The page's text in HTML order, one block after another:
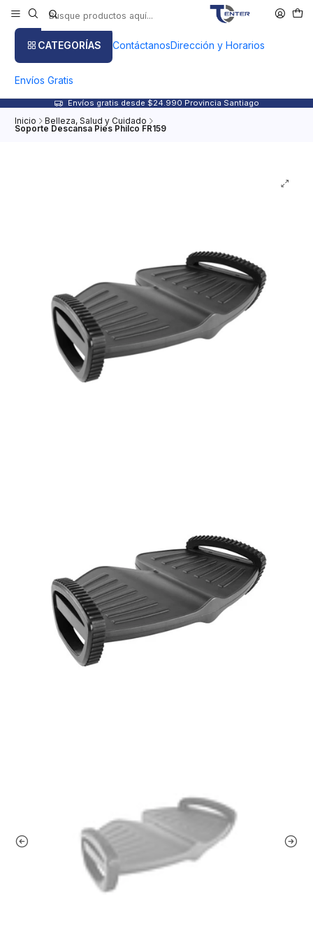
CATEGORÍAS ContáctanosDirección y Horarios
Envíos Gratis
Envíos gratis desde $24.990 Provincia Santiago
Inicio Belleza, Salud y Cuidado
Soporte Descansa Pies Philco FR159